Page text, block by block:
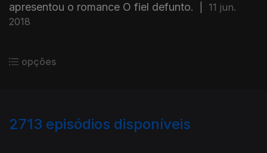
apresentou o romance O fiel defunto.
11 jun.
2018
opções
2713 episódios disponíveis